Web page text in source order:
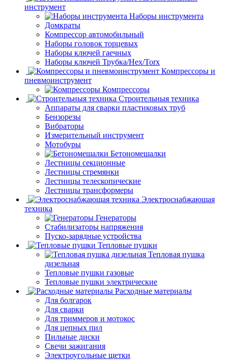
инструмент
Наборы инструмента
Домкраты
Компрессор автомобильный
Наборы головок торцевых
Наборы ключей гаечных
Наборы ключей Трубка/Hex/Torx
Компрессоры и
пневмоинструмент
Компрессоры
Строительныя техника
Аппараты для сварки пластиковых труб
Бензорезы
Вибраторы
Измерительный инструмент
Мотобуры
Бетономешалки
Лестницы секционные
Лестницы стремянки
Лестницы телескопические
Лестницы трансформеры
Электроснабжающая
техника
Генераторы
Стабилизаторы напряжения
Пуско-зарядные устройства
Тепловые пушки
Тепловая пушка
дизельная
Тепловые пушки газовые
Тепловые пушки электрические
Расходные материалы
Для болгарок
Для сварки
Для триммеров и мотокос
Для цепных пил
Пильные диски
Свечи зажигания
Электроугольные щетки